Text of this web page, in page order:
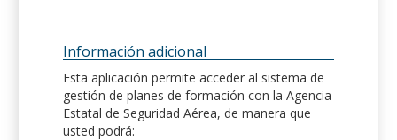
Información adicional
Esta aplicación permite acceder al sistema de
gestión de planes de formación con la Agencia
Estatal de Seguridad Aérea, de manera que
usted podrá: